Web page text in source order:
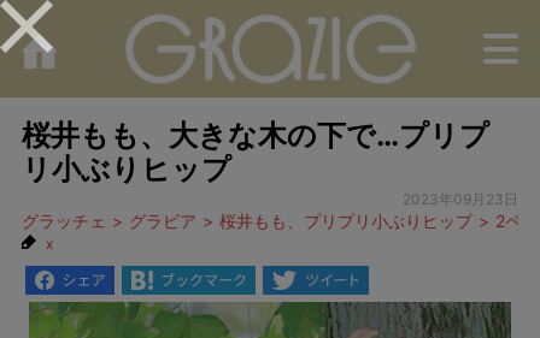
桜井もも、大きな木の下で…プリプ
リ小ぶりヒップ
2023年09月23日
グラッチェ グラビア 桜井もも、プリプリ小ぶりヒップ 2ペ
x